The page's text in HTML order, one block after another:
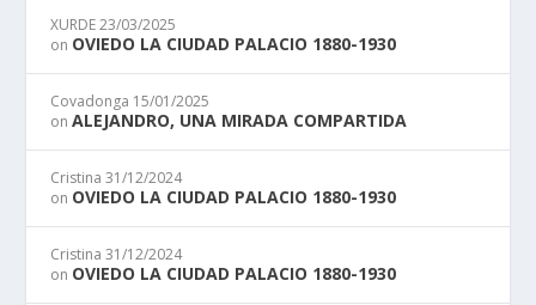
XURDE 23/03/2025
on OVIEDO LA CIUDAD PALACIO 1880-1930
Covadonga 15/01/2025
onALEJANDRO, UNA MIRADA COMPARTIDA
Cristina 31/12/2024
on OVIEDO LA CIUDAD PALACIO 1880-1930
Cristina 31/12/2024
on OVIEDO LA CIUDAD PALACIO 1880-1930